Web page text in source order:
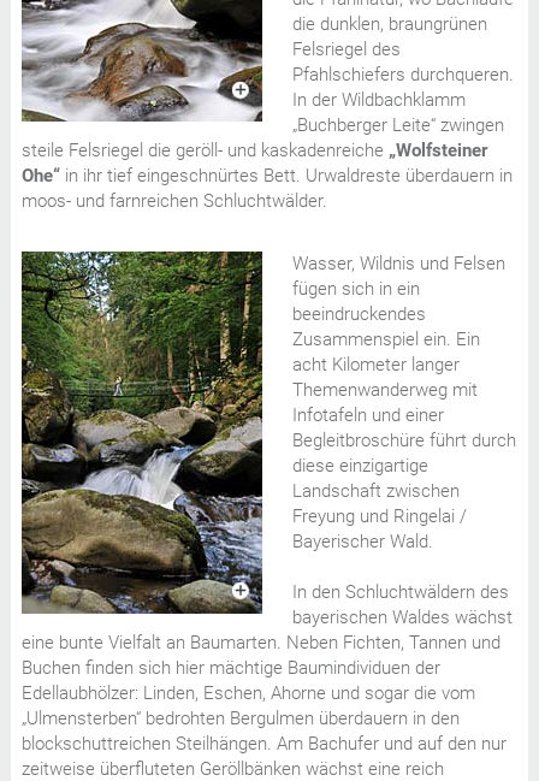
die dunklen, braungrünen
Felsriegel des
Pfahlschiefers durchqueren.
In der Wildbachklamm
„Buchberger Leite“ zwingen
steile Felsriegel die geröll- und kaskadenreiche „Wolfsteiner
Ohe“in ihr tief eingeschnürtes Bett. Urwaldreste überdauern in
moos- und farnreichen Schluchtwälder.
Wasser, Wildnis und Felsen
fügen sich in ein
beeindruckendes
Zusammenspiel ein. Ein
acht Kilometer langer
Themenwanderweg mit
Infotafeln und einer
Begleitbroschüre führt durch
diese einzigartige
Landschaft zwischen
Freyung und Ringelai /
Bayerischer Wald.
In den Schluchtwäldern des
bayerischen Waldes wächst
eine bunte Vielfalt an Baumarten. Neben Fichten, Tannen und
Buchen finden sich hier mächtige Baumindividuen der
Edellaubhölzer: Linden, Eschen, Ahorne und sogar die vom
„Ulmensterben“ bedrohten Bergulmen überdauern in den
blockschuttreichen Steilhängen. Am Bachufer und auf den nur
zeitweise überfluteten Geröllbänken wächst eine reich